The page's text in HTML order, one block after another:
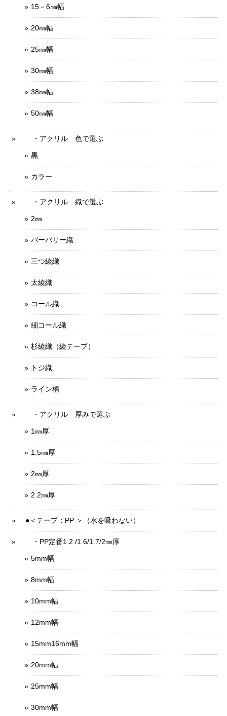
15－6㎜幅
20㎜幅
25㎜幅
30㎜幅
38㎜幅
50㎜幅
・アクリル 色で選ぶ
黒
カラー
・アクリル 織で選ぶ
2㎜
バーバリー織
三つ綾織
太綾織
コール織
細コール織
杉綾織（綾テープ）
トジ織
ライン柄
・アクリル 厚みで選ぶ
1㎜厚
1.5㎜厚
2㎜厚
2.2㎜厚
●＜テープ：PP ＞（水を吸わない）
・PP定番1.2 /1.6/1.7/2㎜厚
5mm幅
8mm幅
10mm幅
12mm幅
15mm16mm幅
20mm幅
25mm幅
30mm幅